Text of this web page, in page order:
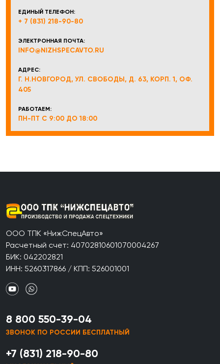
ЕДИНЫЙ ТЕЛЕФОН:
+ 7 (831) 218-90-80
ЭЛЕКТРОННАЯ ПОЧТА:
INFO@NIZHSPECAVTO.RU
АДРЕС:
Г. Н.НОВГОРОД, УЛ. СВОБОДЫ, Д. 63, КОРП. 1, ОФ.
405
РАБОТАЕМ:
ПН-ПТ С 9:00 ДО 18:00
ООО ТПК «НижСпецАвто»
Расчетный счет: 40702810601070004267
БИК: 042202821
ИНН: 5260317866 / КПП: 526001001
8 800 550-39-04
ЗВОНОК ПО РОССИИ БЕСПЛАТНЫЙ
+7 (831) 218-90-80